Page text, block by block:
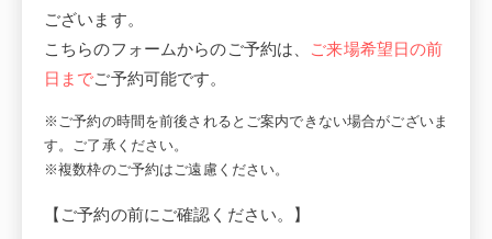
ございます。
こちらのフォームからのご予約は、
ご来場希望日の前
日までご予約可能です。
※ご予約の時間を前後されるとご案内できない場合がございま
す。ご了承ください。
※複数枠のご予約はご遠慮ください。
【ご予約の前にご確認ください。】